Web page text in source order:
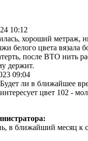
10:12
хороший метраж,
белого цвета вязала
после ВТО нить
держит.
09:04
ли в ближайшее
цвет 102 -
в ближайший месяц к